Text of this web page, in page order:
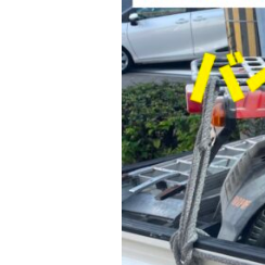
ト
バ
イ
ク
取
り
・
引
取
り
・
廃